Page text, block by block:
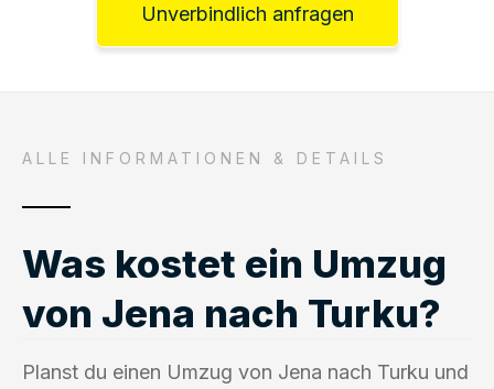
Unverbindlich anfragen
ALLE INFORMATIONEN & DETAILS
Was kostet ein Umzug
von Jena nach Turku?
Planst du einen Umzug von Jena nach Turku und